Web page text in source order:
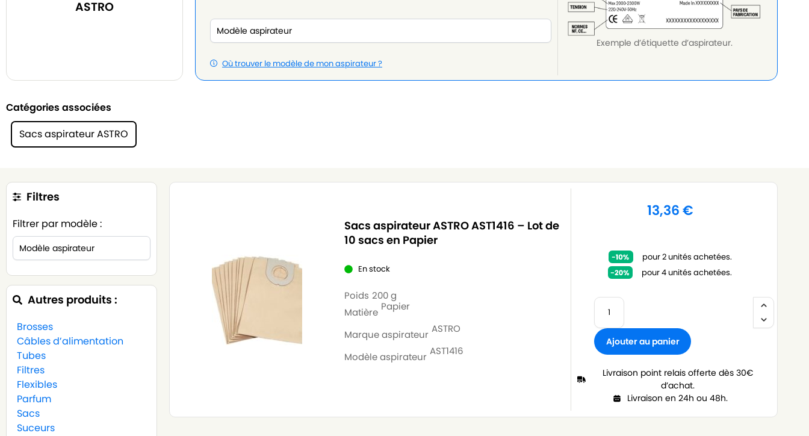
ASTRO
Où trouver le modèle de mon aspirateur ?
Exemple d’étiquette d’aspirateur.
Catégories associées
Sacs aspirateur ASTRO
Filtres
Filtrer par modèle :
Autres produits :
Brosses
Câbles d’alimentation
Tubes
Filtres
Flexibles
Parfum
Sacs
Suceurs
Sacs aspirateur ASTRO AST1416 – Lot de
10 sacs en Papier
En stock
Poids 200 g
Matière Papier
Marque aspirateur ASTRO
Modèle aspirateur AST1416
13,36€
pour 2 unités achetées.
pour 4 unités achetées.
Ajouter au panier
Livraison point relais offerte dès 30€
d’achat.
Livraison en 24h ou 48h.